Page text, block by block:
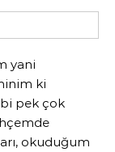
yani
ki
pek çok
okuduğum